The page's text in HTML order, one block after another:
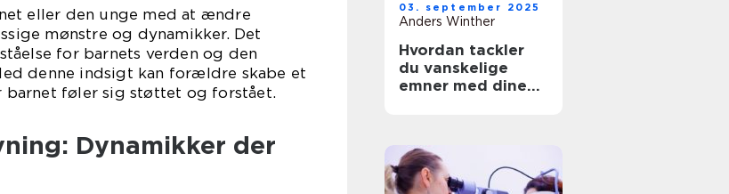
eller den unge med at ændre
mønstre og dynamikker. Det
for barnets verden og den
denne indsigt kan forældre skabe et
barnet føler sig støttet og forstået.
Dynamikker der
03. september 2025
Anders Winther
Hvordan tackler
du vanskelige
emner med dine